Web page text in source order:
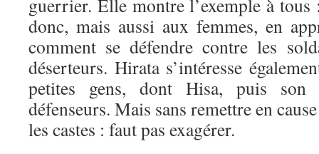
guerrier. Elle montre l’exemple à
donc, mais aussi aux femmes, en
comment se défendre contre les
déserteurs. Hirata s’intéresse
petites gens, dont Hisa, puis son
défenseurs. Mais sans remettre en
les castes : faut pas exagérer.